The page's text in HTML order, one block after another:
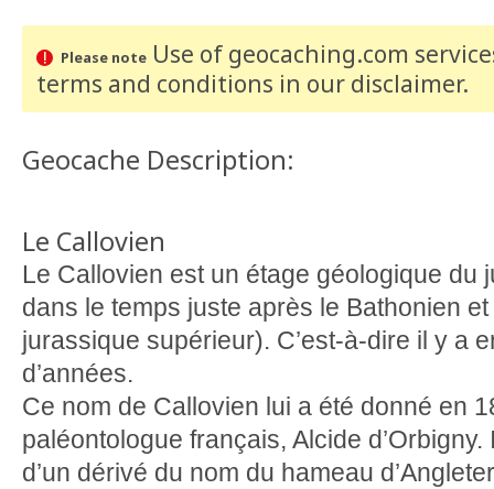
Please noteUse of geocaching.com
terms and conditions in our disclaimer.
Geocache Description:
Le Callovien
Le Callovien est un étage géologique du
dans le temps juste après le Bathonien
jurassique supérieur). C’est-à-dire il y a
d’années.
Ce nom de Callovien lui a été donné en
paléontologue français, Alcide
d’un dérivé du nom du hameau